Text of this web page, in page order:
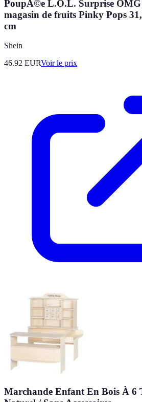
PoupÃ©e L.O.L. Surprise OMG
magasin de fruits Pinky Pops
cm
Shein
46.92 EURVoir le prix
Marchande Enfant En Bois À 6